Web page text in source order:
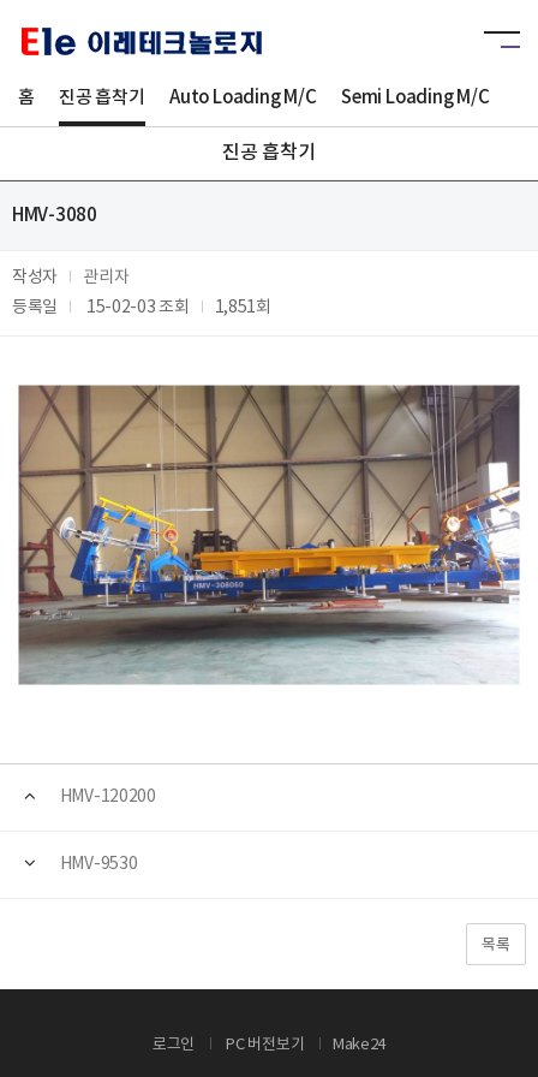
홈 진공 흡착기 Auto Loading M/C Semi Loading M/C
진공 흡착기
HMV-3080
작성자
관리자
등록일
15-02-03조회 1,851회
HMV-120200
HMV-9530
목록
로그인 PC 버전보기 Make24